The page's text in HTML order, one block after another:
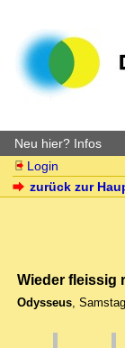
Neu hier? Infos
Login
zurück zur
Wieder fleissig
Odysseus,